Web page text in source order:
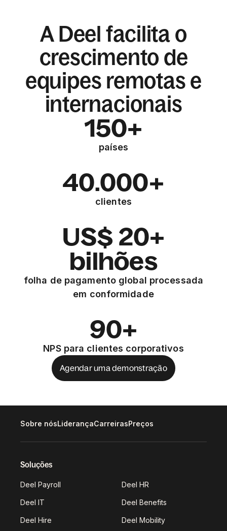
A Deel facilita o
crescimento de
equipes remotas e
internacionais
150+
países
40.000+
clientes
US$ 20+
bilhões
folha de pagamento global processada
em conformidade
90+
NPS para clientes corporativos
Agendar uma demonstração
Sobre nósLiderançaCarreirasPreços
Soluções
Deel Payroll Deel HR
Deel IT Deel Benefits
Deel Hire Deel Mobility